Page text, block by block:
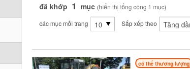
đã khớp 1 mục (hiển thị tổng cộng 1 mục)
các mục mỗi trang
Sắp xếp theo
có thể thương lượng